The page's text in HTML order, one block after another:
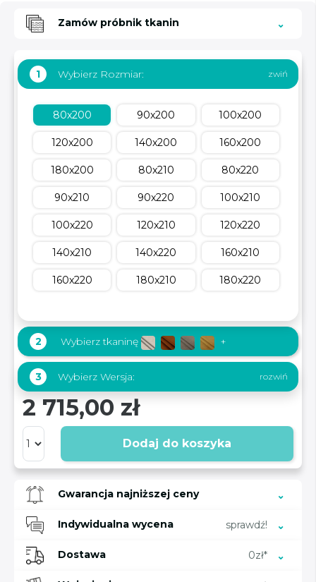
Zamów próbnik tkanin
1 Wybierz Rozmiar:
80x200 90x200 100x200
120x200 140x200 160x200
180x200 80x210 80x220
90x210 90x220 100x210
100x220 120x210 120x220
140x210 140x220 160x210
160x220 180x210 180x220
2 Wybierz tkaninę +
3 Wybierz Wersja:
2 715,00 zł
Dodaj do koszyka
Gwarancja najniższej ceny
Indywidualna wycena sprawdź!
Dostawa 0zł*